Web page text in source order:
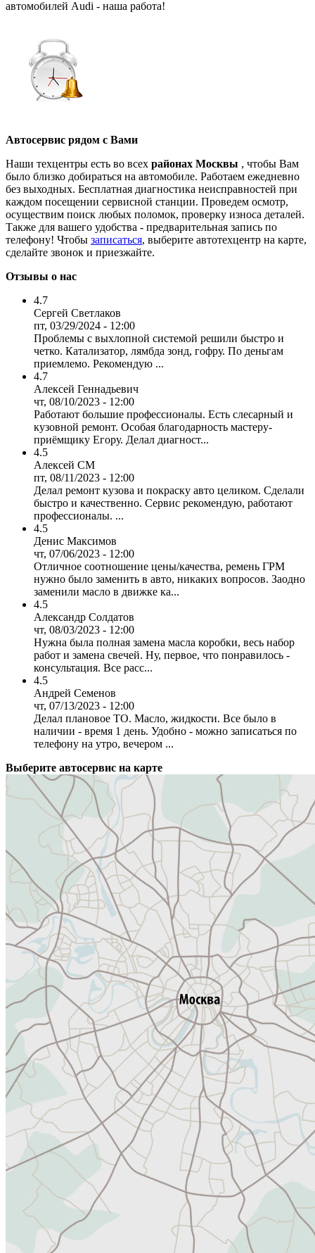
автомобилей Audi - наша работа!
Автосервис рядом с Вами
Наши техцентры есть во всех районах Москвы , чтобы Вам
было близко добираться на автомобиле. Работаем ежедневно
без выходных. Бесплатная диагностика неисправностей при
каждом посещении сервисной станции. Проведем осмотр,
осуществим поиск любых поломок, проверку износа деталей.
Также для вашего удобства - предварительная запись по
телефону! Чтобы записаться, выберите автотехцентр на карте,
сделайте звонок и приезжайте.
Отзывы о нас
4.7
Сергей Светлаков
пт, 03/29/2024 - 12:00
Проблемы с выхлопной системой решили быстро и
четко. Катализатор, лямбда зонд, гофру. По деньгам
приемлемо. Рекомендую ...
4.7
Алексей Геннадьевич
чт, 08/10/2023 - 12:00
Работают большие профессионалы. Есть слесарный и
кузовной ремонт. Особая благодарность мастеру-
приёмщику Егору. Делал диагност...
4.5
Алексей СМ
пт, 08/11/2023 - 12:00
Делал ремонт кузова и покраску авто целиком. Сделали
быстро и качественно. Сервис рекомендую, работают
профессионалы. ...
4.5
Денис Максимов
чт, 07/06/2023 - 12:00
Отличное соотношение цены/качества, ремень ГРМ
нужно было заменить в авто, никаких вопросов. Заодно
заменили масло в движке ка...
4.5
Александр Солдатов
чт, 08/03/2023 - 12:00
Нужна была полная замена масла коробки, весь набор
работ и замена свечей. Ну, первое, что понравилось -
консультация. Все расс...
4.5
Андрей Семенов
чт, 07/13/2023 - 12:00
Делал плановое ТО. Масло, жидкости. Все было в
наличии - время 1 день. Удобно - можно записаться по
телефону на утро, вечером ...
Выберите автосервис на карте